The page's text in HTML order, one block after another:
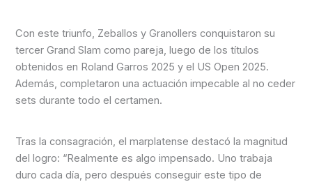
Con este triunfo, Zeballos y Granollers conquistaron su
tercer Grand Slam como pareja, luego de los títulos
obtenidos en Roland Garros 2025 y el US Open 2025.
Además, completaron una actuación impecable al no ceder
sets durante todo el certamen.
Tras la consagración, el marplatense destacó la magnitud
del logro: “Realmente es algo impensado. Uno trabaja
duro cada día, pero después conseguir este tipo de